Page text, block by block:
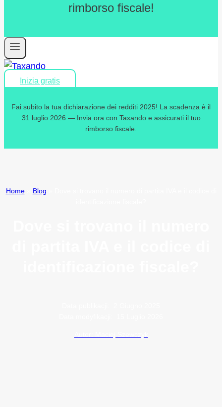
rimborso fiscale!
Inizia gratis
Fai subito la tua dichiarazione dei redditi 2025! La scadenza è il
31 luglio 2026 — Invia ora con Taxando e assicurati il tuo
rimborso fiscale.
Home» Blog